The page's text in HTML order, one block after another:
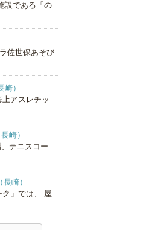
設である「の
佐世保あそび
）
アスレチッ
崎）
テニスコー
崎）
ク」では、 屋